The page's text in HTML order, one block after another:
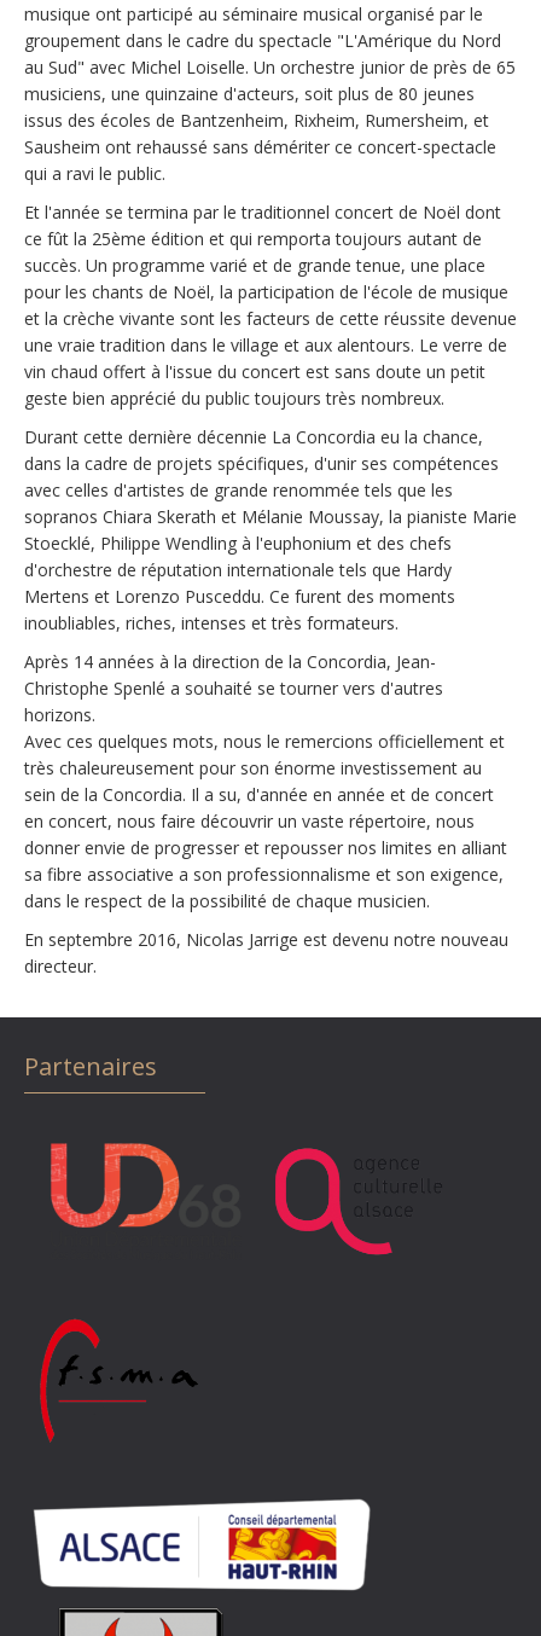
musique ont participé au séminaire musical organisé par le
groupement dans le cadre du spectacle "L'Amérique du Nord
au Sud" avec Michel Loiselle. Un orchestre junior de près de 65
musiciens, une quinzaine d'acteurs, soit plus de 80 jeunes
issus des écoles de Bantzenheim, Rixheim, Rumersheim, et
Sausheim ont rehaussé sans démériter ce concert-spectacle
qui a ravi le public.
Et l'année se termina par le traditionnel concert de Noël dont
ce fût la 25ème édition et qui remporta toujours autant de
succès. Un programme varié et de grande tenue, une place
pour les chants de Noël, la participation de l'école de musique
et la crèche vivante sont les facteurs de cette réussite devenue
une vraie tradition dans le village et aux alentours. Le verre de
vin chaud offert à l'issue du concert est sans doute un petit
geste bien apprécié du public toujours très nombreux.
Durant cette dernière décennie La Concordia eu la chance,
dans la cadre de projets spécifiques, d'unir ses compétences
avec celles d'artistes de grande renommée tels que les
sopranos Chiara Skerath et Mélanie Moussay, la pianiste Marie
Stoecklé, Philippe Wendling à l'euphonium et des chefs
d'orchestre de réputation internationale tels que Hardy
Mertens et Lorenzo Pusceddu. Ce furent des moments
inoubliables, riches, intenses et très formateurs.
Après 14 années à la direction de la Concordia, Jean-
Christophe Spenlé a souhaité se tourner vers d'autres
horizons.
Avec ces quelques mots, nous le remercions officiellement et
très chaleureusement pour son énorme investissement au
sein de la Concordia. Il a su, d'année en année et de concert
en concert, nous faire découvrir un vaste répertoire, nous
donner envie de progresser et repousser nos limites en alliant
sa fibre associative a son professionnalisme et son exigence,
dans le respect de la possibilité de chaque musicien.
En septembre 2016, Nicolas Jarrige est devenu notre nouveau
directeur.
Partenaires